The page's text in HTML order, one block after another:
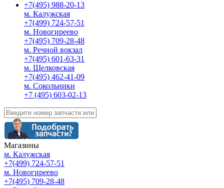
+7(495) 988-20-13
м. Калужская
+7(499) 724-57-51
м. Новогиреево
+7(495) 709-28-48
м. Речной вокзал
+7(495) 601-63-31
м. Щелковская
+7(495) 462-41-09
м. Сокольники
+7 (495) 603-02-13
Магазины
м. Калужская
+7(499) 724-57-51
м. Новогиреево
+7(495) 709-28-48